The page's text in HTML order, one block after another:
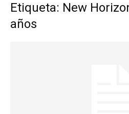
Etiqueta: New
años